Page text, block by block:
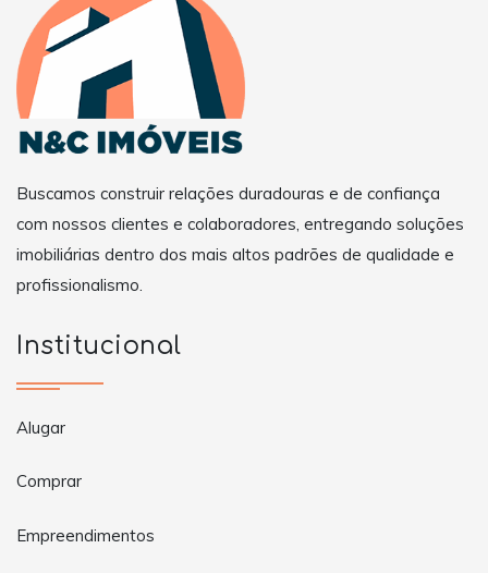
Buscamos construir relações duradouras e de confiança
com nossos clientes e colaboradores, entregando soluções
imobiliárias dentro dos mais altos padrões de qualidade e
profissionalismo.
Institucional
Alugar
Comprar
Empreendimentos